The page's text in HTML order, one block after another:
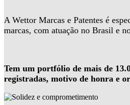
A Wettor Marcas e Patentes é
marcas, com atuação no Brasil e
Tem um portfólio de mais de
registradas, motivo de honra e